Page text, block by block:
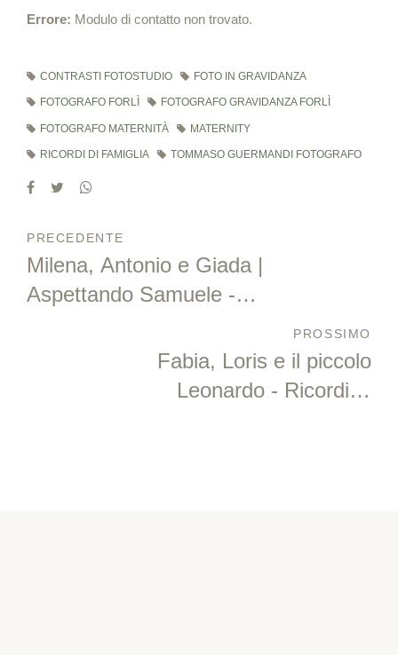
Errore: Modulo di contatto non trovato.
CONTRASTI FOTOSTUDIO FOTO IN GRAVIDANZA
FOTOGRAFO FORLÌ FOTOGRAFO GRAVIDANZA FORLÌ
FOTOGRAFO MATERNITÀ MATERNITY
RICORDI DI FAMIGLIA TOMMASO GUERMANDI FOTOGRAFO
PRECEDENTE
Milena, Antonio e Giada |
Aspettando Samuele -
PROSSIMO
Fabia, Loris e il piccolo
Leonardo - Ricordi di